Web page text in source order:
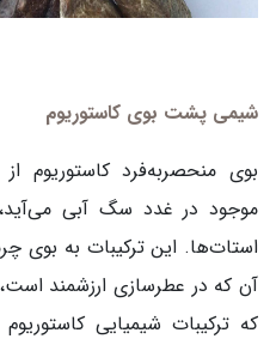
شیمی پشت بوی کاستوریوم
بوی منحصربه‌فرد کاستوریوم
موجود در غدد سگ آبی می‌آید،
استات‌ها. این ترکیبات به بوی
آن که در عطرسازی ارزشمند
که ترکیبات شیمیایی